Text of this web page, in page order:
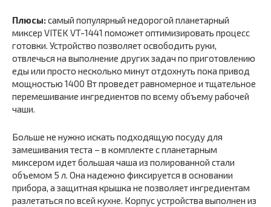
Плюсы:самый популярный недорогой планетарный
миксер VITEK VT-1441 поможет оптимизировать процесс
готовки. Устройство позволяет освободить руки,
отвлечься на выполнение других задач по приготовлению
еды или просто несколько минут отдохнуть пока привод
мощностью 1400 Вт проведет равномерное и тщательное
перемешивание ингредиентов по всему объему рабочей
чаши.
Больше не нужно искать подходящую посуду для
замешивания теста – в комплекте с планетарным
миксером идет большая чаша из полированной стали
объемом 5 л. Она надежно фиксируется в основании
прибора, а защитная крышка не позволяет ингредиентам
разлетаться по всей кухне. Корпус устройства выполнен из